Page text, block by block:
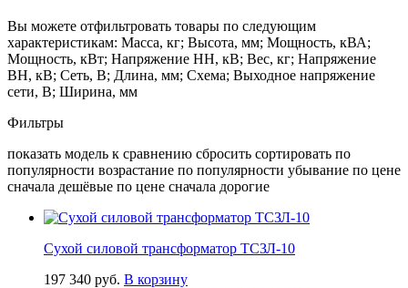
Вы можете отфильтровать товары по следующим
характеристикам: Масса, кг; Высота, мм; Мощность, кВА;
Мощность, кВт; Напряжение НН, кВ; Вес, кг; Напряжение
ВН, кВ; Сеть, В; Длина, мм; Схема; Выходное напряжение
сети, В; Ширина, мм
Фильтры
показать модель к сравнению сбросить сортировать по
популярности возрастание по популярности убывание по цене
сначала дешёвые по цене сначала дорогие
Сухой силовой трансформатор ТСЗЛ-10
197 340 руб. В корзину